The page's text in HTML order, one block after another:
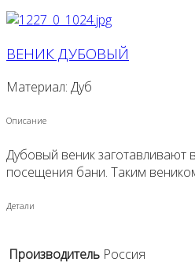
ВЕНИК ДУБОВЫЙ
Материал: Дуб
Описание
Дубовый веник заготавливают
посещения бани. Таким
Детали
Производитель Россия